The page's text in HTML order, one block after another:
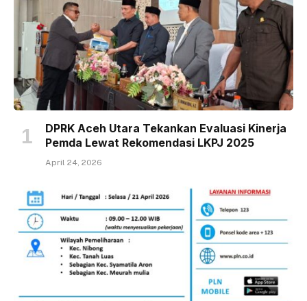
DPRK Aceh Utara Tekankan Evaluasi Kinerja
Pemda Lewat Rekomendasi LKPJ 2025
April 24, 2026